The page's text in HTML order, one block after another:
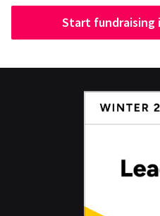
Start fundraising